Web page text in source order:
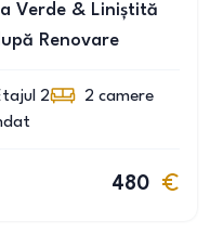
Verde & Liniștită
Renovare
2 2 camere
480